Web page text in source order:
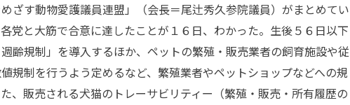
ざす動物愛護議員連盟」（会長＝尾辻秀久参院議員）がまとめてい
党と大筋で合意に達したことが１６日、わかった。生後５６日以下
齢規制」を導入するほか、ペットの繁殖・販売業者の飼育施設や従
規制を行うよう定めるなど、繁殖業者やペットショップなどへの規
、販売される犬猫のトレーサビリティー（繁殖・販売・所有履歴の